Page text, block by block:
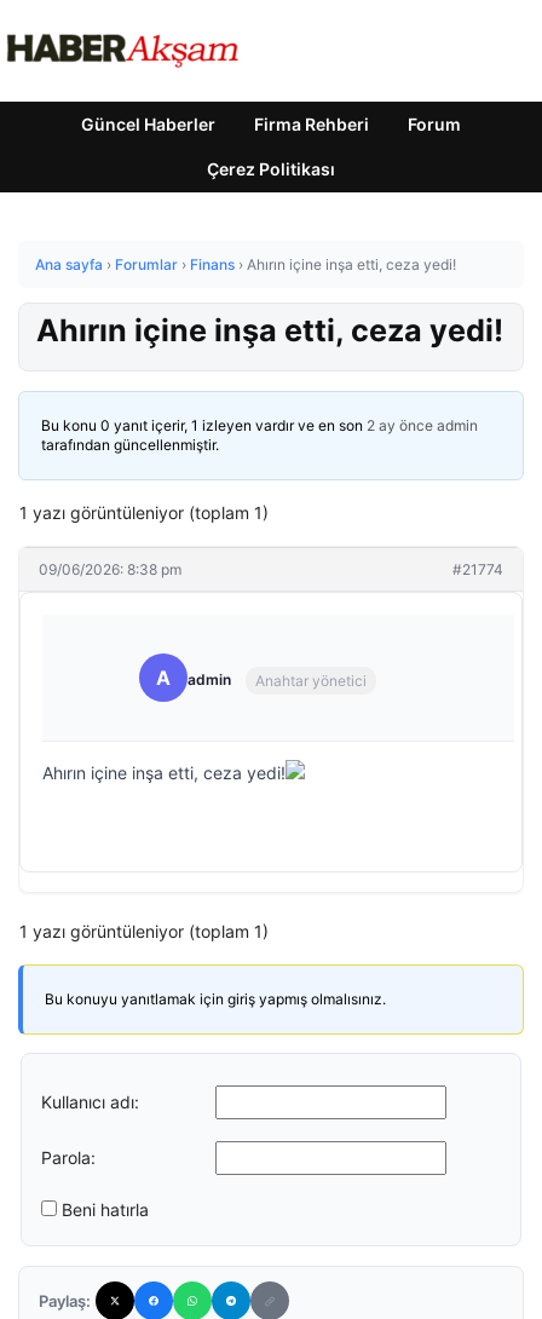
Güncel Haberler Firma Rehberi Forum
Çerez Politikası
Ana sayfa › Forumlar › Finans › Ahırın içine inşa etti, ceza yedi!
Ahırın içine inşa etti, ceza yedi!
Bu konu 0 yanıt içerir, 1 izleyen vardır ve en son 2 ay önce admin
tarafından güncellenmiştir.
1 yazı görüntüleniyor (toplam 1)
09/06/2026: 8:38 pm #21774
A admin Anahtar yönetici
Ahırın içine inşa etti, ceza yedi!
1 yazı görüntüleniyor (toplam 1)
Bu konuyu yanıtlamak için giriş yapmış olmalısınız.
Kullanıcı adı:
Parola:
Beni hatırla
Paylaş: